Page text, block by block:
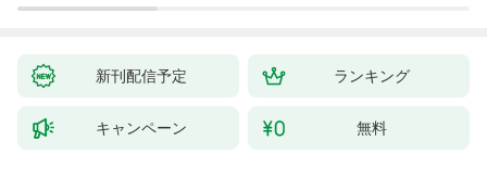
新刊配信予定 ランキング
キャンペーン 無料